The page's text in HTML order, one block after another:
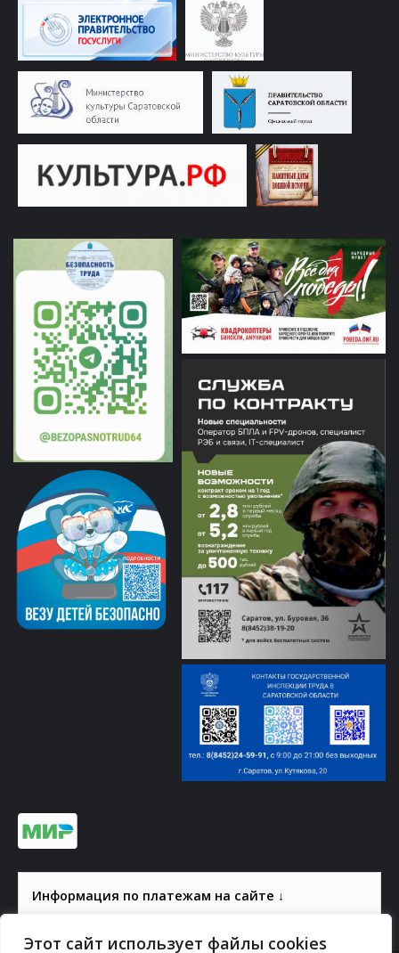
Этот сайт использует файлы cookies
Информация по платежам на сайте ↓